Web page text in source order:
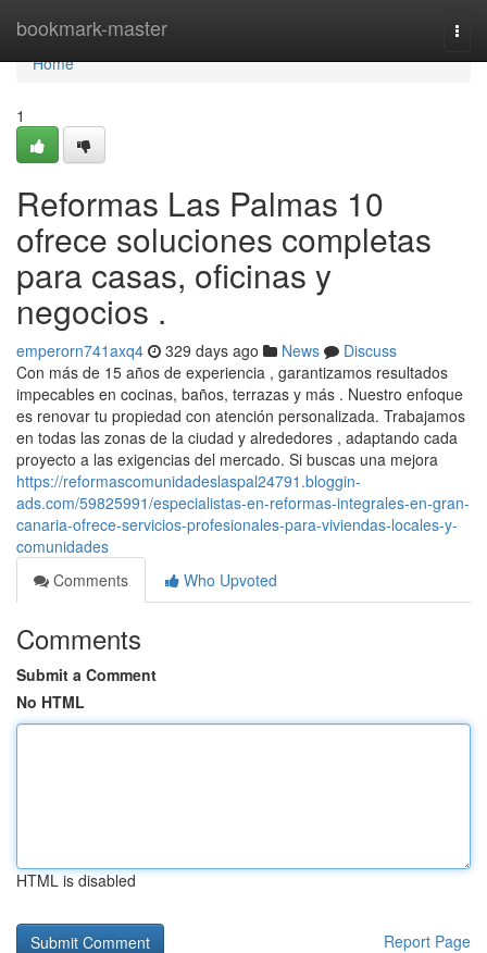
bookmark-master
Home
Home
1
Reformas Las Palmas 10
ofrece soluciones completas
para casas, oficinas y
negocios .
emperorn741axq4 329 days ago News
Discuss
Con más de 15 años de experiencia , garantizamos resultados
impecables en cocinas, baños, terrazas y más . Nuestro enfoque
es renovar tu propiedad con atención personalizada. Trabajamos
en todas las zonas de la ciudad y alrededores , adaptando cada
proyecto a las exigencias del mercado. Si buscas una mejora
https://reformascomunidadeslaspal24791.bloggin-
ads.com/59825991/especialistas-en-reformas-integrales-en-gran-
canaria-ofrece-servicios-profesionales-para-viviendas-locales-y-
comunidades
Comments
Who Upvoted
Comments
Submit a Comment
No HTML
HTML is disabled
Report Page